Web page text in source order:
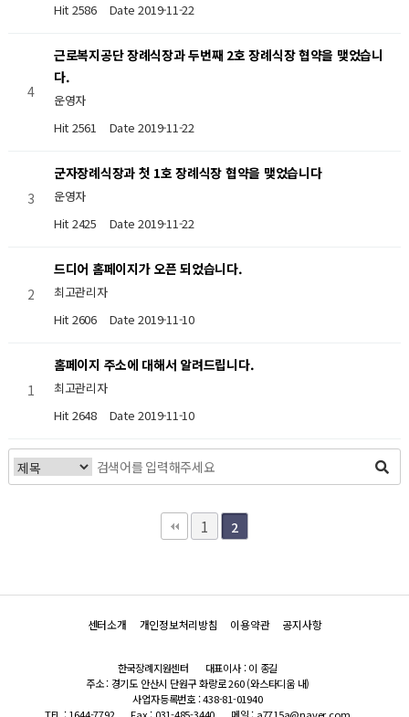
Hit 2586
Date 2019-11-22
4
근로복지공단 장례식장과 두번째 2호 장례식장 협약을 맺었습니
다.
운영자
Hit 2561
Date 2019-11-22
3
군자장례식장과 첫 1호 장례식장 협약을 맺었습니다
운영자
Hit 2425
Date 2019-11-22
2
드디어 홈페이지가 오픈 되었습니다.
최고관리자
Hit 2606
Date 2019-11-10
1
홈페이지 주소에 대해서 알려드립니다.
최고관리자
Hit 2648
Date 2019-11-10
1 2
센터소개 개인정보처리방침 이용약관 공지사항
한국장례지원센터
대표이사 : 이 종길
주소 : 경기도 안산시 단원구 화랑로 260 (와스타디움 내)
사업자등록번호 : 438-81-01940